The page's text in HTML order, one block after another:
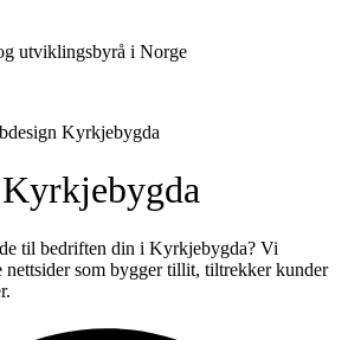
utviklingsbyrå i Norge
Kyrkjebygda
Kyrkjebygda
til bedriften din i Kyrkjebygda? Vi
nettsider som bygger tillit, tiltrekker kunder